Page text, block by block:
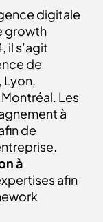
digitale
growth
il s’agit
de
Lyon,
Les
à
de
à
afin